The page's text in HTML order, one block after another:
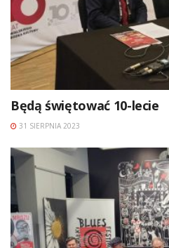
Będą świętować 10-lecie
31 SIERPNIA 2023